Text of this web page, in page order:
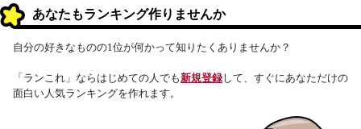
あなたもランキング作りませんか
自分の好きなものの1位が何かって知りたくありませんか？
「ランこれ」ならはじめての人でも新規登録して、すぐにあなただけの
面白い人気ランキングを作れます。